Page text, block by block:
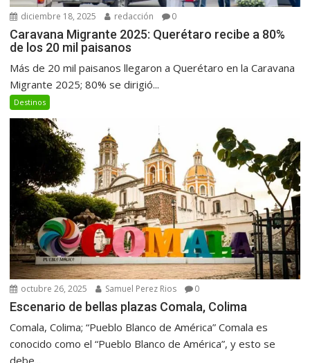
diciembre 18, 2025 redacción 0
Caravana Migrante 2025: Querétaro recibe a 80%
de los 20 mil paisanos
Más de 20 mil paisanos llegaron a Querétaro en la Caravana
Migrante 2025; 80% se dirigió...
Destinos
octubre 26, 2025 Samuel Perez Rios 0
Escenario de bellas plazas Comala, Colima
Comala, Colima; “Pueblo Blanco de América” Comala es
conocido como el “Pueblo Blanco de América”, y esto se